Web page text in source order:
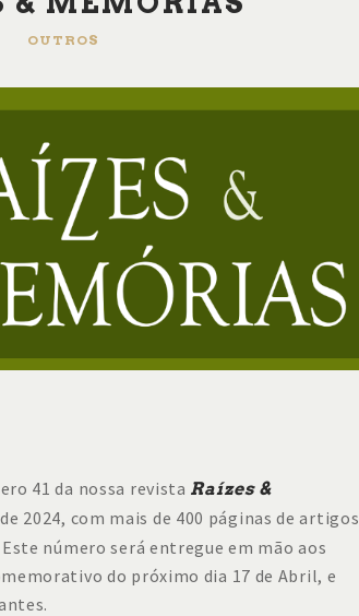
OUTROS
41 da nossa revista Raízes &
2024, com mais de 400 páginas de artigos
número será entregue em mão aos
do próximo dia 17 de Abril, e